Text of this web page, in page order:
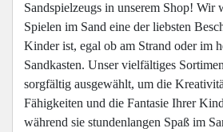
Sandspielzeugs in unserem Shop! Wir
Spielen im Sand eine der liebsten
Kinder ist, egal ob am Strand oder im
Sandkasten. Unser vielfältiges
sorgfältig ausgewählt, um die
Fähigkeiten und die Fantasie Ihrer
während sie stundenlangen Spaß im